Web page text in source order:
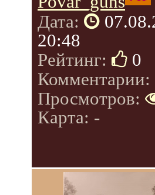
Дата:
20:48
Рейтинг:
0
Комментарии:
Просмотров:
Карта: -